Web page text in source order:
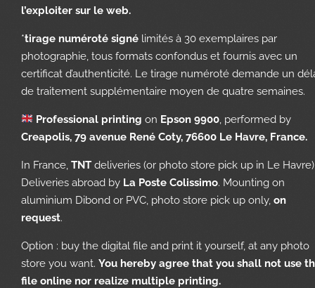
l’exploiter sur le web.
*tirage numéroté signé limités à 30 exemplaires par
photographie, tous formats confondus et fournis avec un
certificat d’authenticité. Le tirage numéroté demande un
de traitement supplémentaire moyen de quatre semaines.
Professional printing on Epson 9900, performed by
Creapolis, 79 avenue René Coty, 76600 Le Havre, France.
In France, TNT deliveries (or photo store pick up in Le
Deliveries abroad by La Poste Colissimo. Mounting on
aluminium Dibond or PVC, photo store pick up only, on
request.
Option : buy the digital file and print it yourself, at any photo
store you want. You hereby agree that you shall not use
file online nor realize multiple printing.